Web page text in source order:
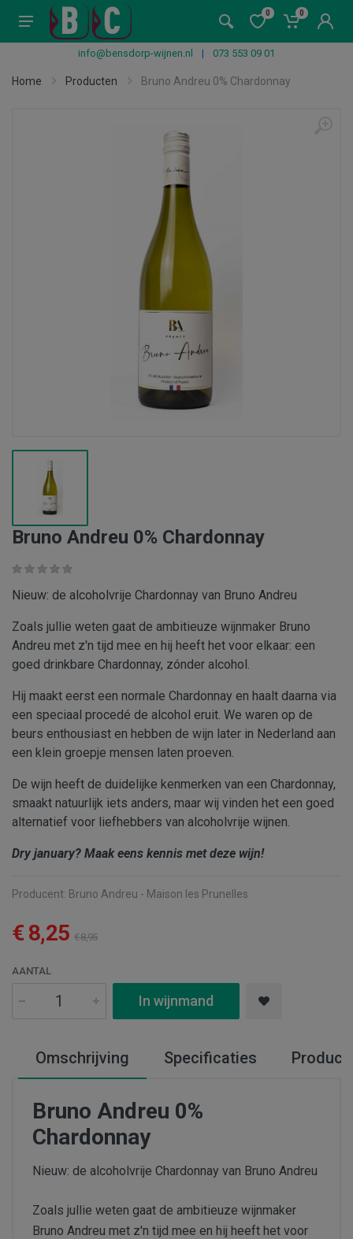
0 0
info@bensdorp-wijnen.nl | 073 553 09 01
Home Producten Bruno Andreu 0% Chardonnay
Bruno Andreu 0% Chardonnay
Nieuw: de alcoholvrije Chardonnay van Bruno Andreu
Zoals jullie weten gaat de ambitieuze wijnmaker Bruno
Andreu met z'n tijd mee en hij heeft het voor elkaar: een
goed drinkbare Chardonnay, zónder alcohol.
Hij maakt eerst een normale Chardonnay en haalt daarna via
een speciaal procedé de alcohol eruit. We waren op de
beurs enthousiast en hebben de wijn later in Nederland aan
een klein groepje mensen laten proeven.
De wijn heeft de duidelijke kenmerken van een Chardonnay,
smaakt natuurlijk iets anders, maar wij vinden het een goed
alternatief voor liefhebbers van alcoholvrije wijnen.
Dry january? Maak eens kennis met deze wijn!
Producent: Bruno Andreu - Maison les Prunelles
€ 8,25 € 8,95
AANTAL
In wijnmand
Omschrijving Specificaties
Bruno Andreu 0%
Chardonnay
Nieuw: de alcoholvrije Chardonnay van Bruno Andreu
Zoals jullie weten gaat de ambitieuze wijnmaker
Bruno Andreu met z'n tijd mee en hij heeft het voor